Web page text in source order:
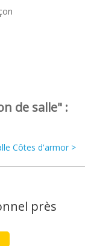
de salle" :
Côtes d'armor >
près